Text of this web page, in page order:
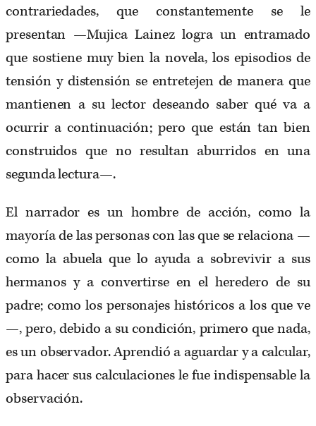
contrariedades, que constantemente se le
presentan —Mujica Lainez logra un entramado
que sostiene muy bien la novela, los episodios de
tensión y distensión se entretejen de manera que
mantienen a su lector deseando saber qué va a
ocurrir a continuación; pero que están tan bien
construidos que no resultan aburridos en una
segunda lectura—.
El narrador es un hombre de acción, como la
mayoría de las personas con las que se relaciona —
como la abuela que lo ayuda a sobrevivir a sus
hermanos y a convertirse en el heredero de su
padre; como los personajes históricos a los que ve
—, pero, debido a su condición, primero que nada,
es un observador. Aprendió a aguardar y a calcular,
para hacer sus calculaciones le fue indispensable la
observación.